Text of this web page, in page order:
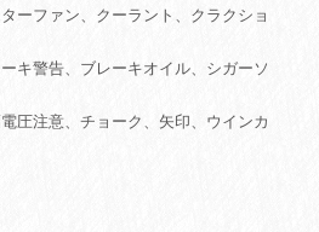
ーファン、クーラント、クラクショ
キ警告、ブレーキオイル、シガーソ
圧注意、チョーク、矢印、ウインカ